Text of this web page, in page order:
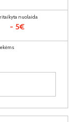
nuolaida
- 5€